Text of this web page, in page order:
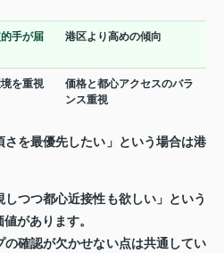
手が届
港区より高めの傾向
を重視
価格と都心アクセスのバラ
ンス重視
さを最優先したい」という場合は港
しつつ都心近接性も欲しい」という
があります。
の確認が欠かせない点は共通してい